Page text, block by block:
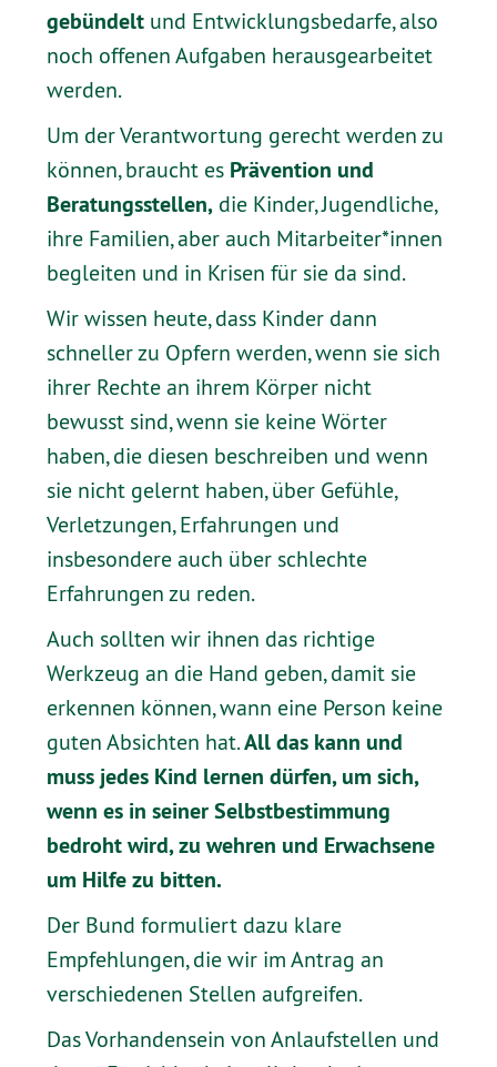
gebündelt und Entwicklungsbedarfe, also
noch offenen Aufgaben herausgearbeitet
werden.
Um der Verantwortung gerecht werden zu
können, braucht es Prävention und
Beratungsstellen, die Kinder, Jugendliche,
ihre Familien, aber auch Mitarbeiter*innen
begleiten und in Krisen für sie da sind.
Wir wissen heute, dass Kinder dann
schneller zu Opfern werden, wenn sie sich
ihrer Rechte an ihrem Körper nicht
bewusst sind, wenn sie keine Wörter
haben, die diesen beschreiben und wenn
sie nicht gelernt haben, über Gefühle,
Verletzungen, Erfahrungen und
insbesondere auch über schlechte
Erfahrungen zu reden.
Auch sollten wir ihnen das richtige
Werkzeug an die Hand geben, damit sie
erkennen können, wann eine Person keine
guten Absichten hat.All das kann und
muss jedes Kind lernen dürfen, um sich,
wenn es in seiner Selbstbestimmung
bedroht wird, zu wehren und Erwachsene
um Hilfe zu bitten.
Der Bund formuliert dazu klare
Empfehlungen, die wir im Antrag an
verschiedenen Stellen aufgreifen.
Das Vorhandensein von Anlaufstellen und